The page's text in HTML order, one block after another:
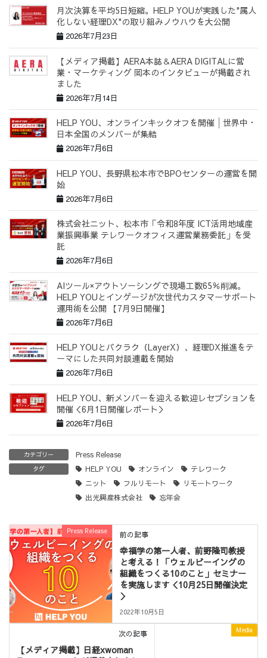
月次決算を平均5日短縮。HELP YOUが実践した"属人
化しない経理DX"の取り組みノウハウを大公開
2026年7月23日
【メディア掲載】AERA本誌＆AERA DIGITALに営
業・マーケティング 岡本のインタビューが掲載され
ました
2026年7月14日
HELP YOU、オンラインキックオフを開催│世界中・
日本全国のメンバーが集結
2026年7月6日
HELP YOU、長野県松本市でBPOセンターの運営を開
始
2026年7月6日
株式会社ニット、松本市「令和8年度 ICT活用地域産
業振興事業 テレワークオフィス運営業務委託」を受
託
2026年7月6日
AIツール×アウトソーシングで現場工数65％削減。
HELP YOUとインゲージが次世代カスタマーサポート
運用術を公開 【7月9日開催】
2026年7月6日
HELP YOUとバクラク（LayerX）、経理DX推進をテ
ーマにした共同対談連載を開始
2026年7月6日
HELP YOU、新メンバーを迎える歓迎レセプションを
開催＜6月1日開催レポート＞
2026年7月6日
カテゴリー Press Release
タグ HELP YOU オンライン
テレワーク
ニット
フルリモート
リモートワーク
出光興産株式会社
忘年会
Press Release 前の記事
幸福学の第一人者、前野隆司教授
と考える！「ウェルビーイングの
組織をつくる10のこと」セミナー
を実施します＜10月25日開催決定
＞
2022年10月5日
Media
次の記事
【メディア掲載】日経xwoman